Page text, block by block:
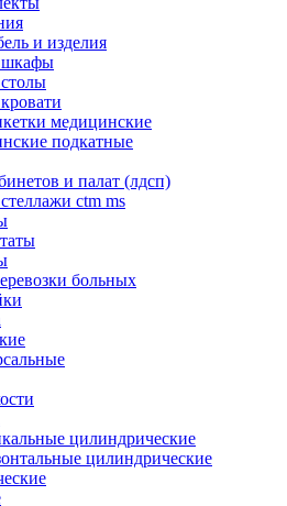
и изделия
шкафы
медицинские
подкатные
и палат (лдсп)
ctm ms
больных
цилиндрические
цилиндрические